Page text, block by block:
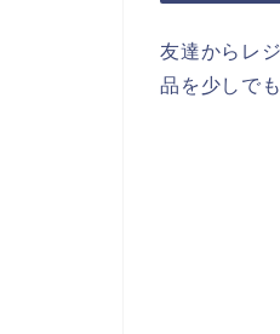
友達からレ
品を少しで